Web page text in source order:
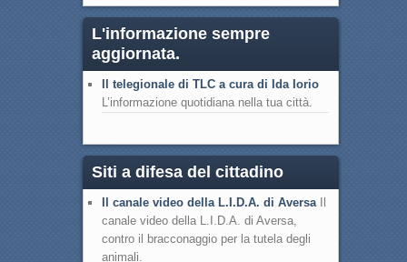
L'informazione sempre
aggiornata.
Il telegionale di TLC a cura di Ida Iorio
L’informazione quotidiana nella tua città.
Siti a difesa del cittadino
Il canale video della L.I.D.A. di AversaIl
canale video della L.I.D.A. di Aversa,
contro il bracconaggio per la tutela degli
animali.